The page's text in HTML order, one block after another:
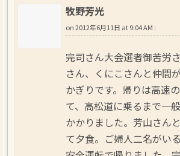
牧野芳光
on2012年6月11日 at 9:04 AM :
完司さん大会選者御苦労
さん、くにこさんと仲間
かぎりです。帰りは高速
て、高松道に乗るまで一
かかりました。芳山さん
て夕食。ご婦人二名がい